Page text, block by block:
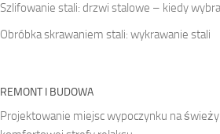
Szlifowanie stali: drzwi stalowe – kiedy
Obróbka skrawaniem stali: wykrawanie stali
REMONT I BUDOWA
Projektowanie miejsc wypoczynku na